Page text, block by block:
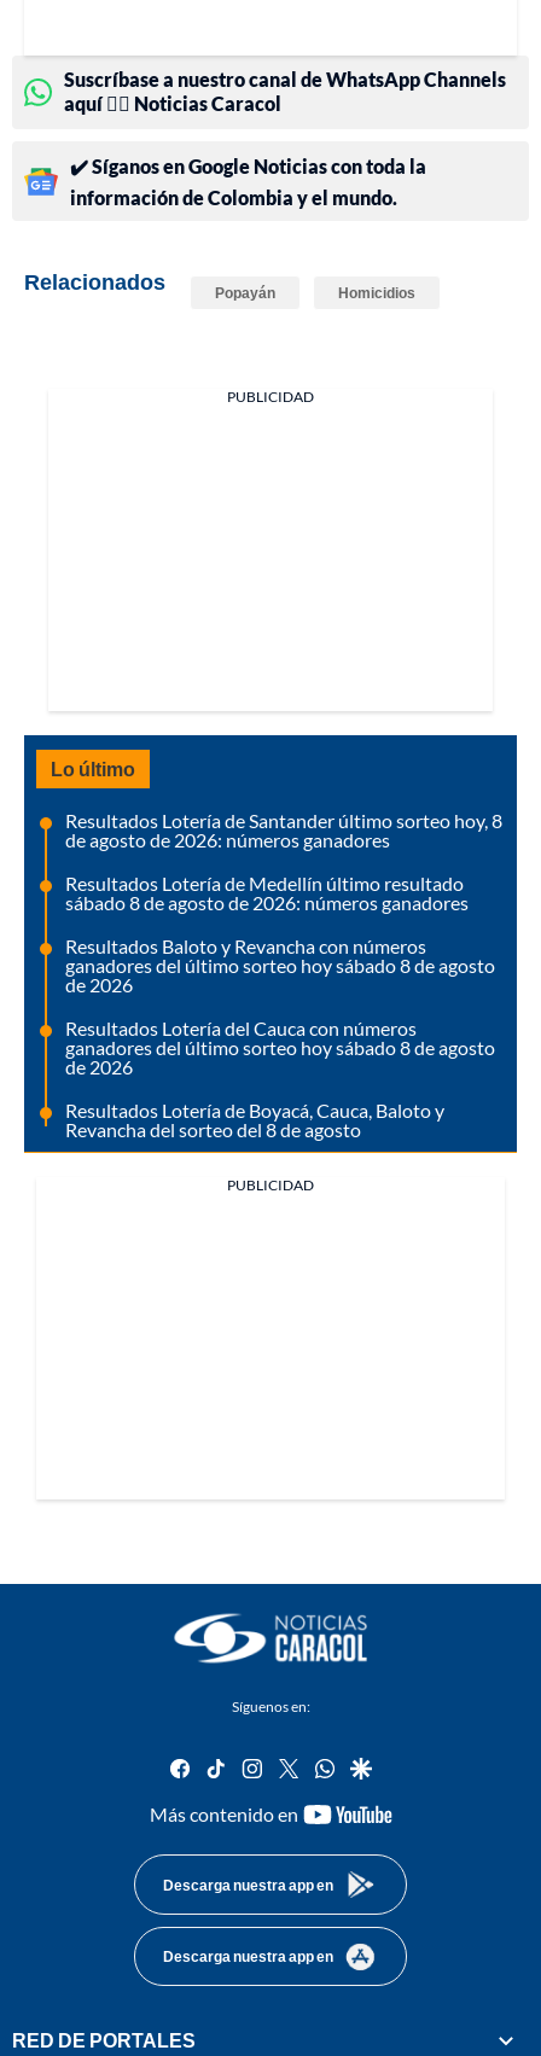
Suscríbase a nuestro canal de WhatsApp Channels
aquí 👉🏻 Noticias Caracol
✔️ Síganos en Google Noticias con toda la
información de Colombia y el mundo.
Relacionados Popayán Homicidios
PUBLICIDAD
Lo último
Resultados Lotería de Santander último sorteo hoy, 8
de agosto de 2026: números ganadores
Resultados Lotería de Medellín último resultado
sábado 8 de agosto de 2026: números ganadores
Resultados Baloto y Revancha con números
ganadores del último sorteo hoy sábado 8 de agosto
de 2026
Resultados Lotería del Cauca con números
ganadores del último sorteo hoy sábado 8 de agosto
de 2026
Resultados Lotería de Boyacá, Cauca, Baloto y
Revancha del sorteo del 8 de agosto
PUBLICIDAD
Síguenos en:
facebook
tiktok instagram
twitterwhatsapp
google
Más contenido en
youtube-
Descarga nuestra app en
Descarga nuestra app en
RED DE PORTALES